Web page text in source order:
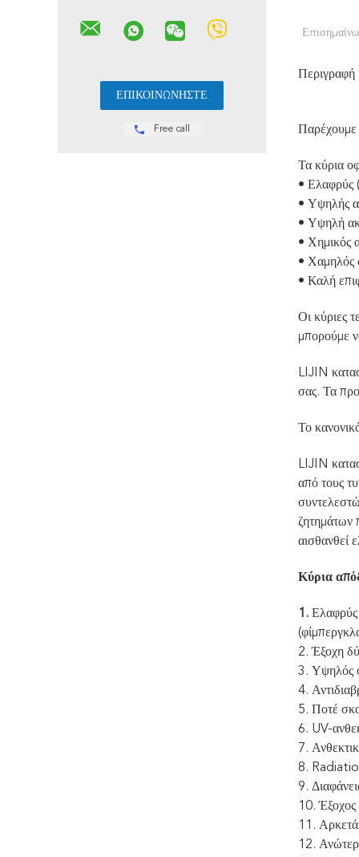
Free call
Περιγραφή
Παρέχουμε
Τα κύρια
• Ελαφρύς
• Υψηλής
• Υψηλή
• Χημικός
• Χαμηλός
• Καλή
Οι κύριες
μπορούμε
LIJIN
σας. Τα
Το
LIJIN
από τους
ζητημάτων
αισθανθεί
Κύρια
1.
2. Έξοχη
3. Υψηλός
4.
5. Ποτέ
6. UV-
7.
8.
9.
10. Έξοχος
11. Αρκετά
12.